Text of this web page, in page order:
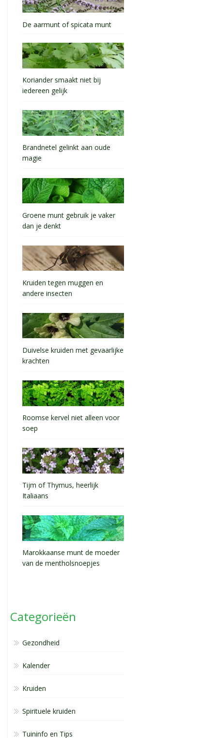
De aarmunt of spicata munt
Koriander smaakt niet bij
iedereen gelijk
Brandnetel gelinkt aan oude
magie
Groene munt gebruik je vaker
dan je denkt
Kruiden tegen muggen en
andere insecten
Duivelse kruiden met gevaarlijke
krachten
Roomse kervel niet alleen voor
soep
Tijm of Thymus, heerlijk
Italiaans
Marokkaanse munt de moeder
van de mentholsnoepjes
Categorieën
Gezondheid
Kalender
Kruiden
Spirituele kruiden
Tuininfo en Tips